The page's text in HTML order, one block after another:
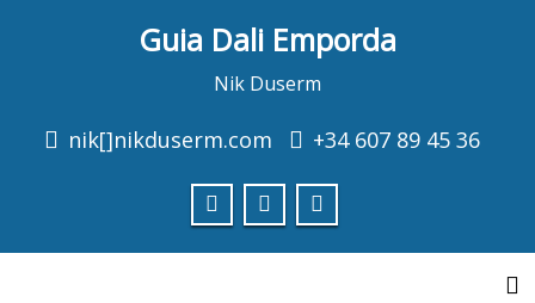
Guia Dali Emporda
Nik Duserm
nik[]nikduserm.com +34 607 89 45 36
Consulti les properes visites Consultar